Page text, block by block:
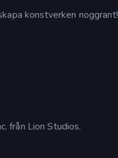
konstverken noggrant!
från Lion Studios.